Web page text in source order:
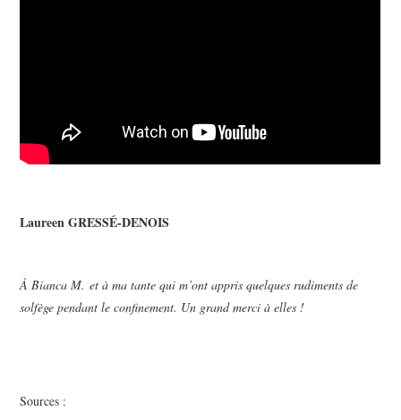
Laureen GRESSÉ-DENOIS
À Bianca M. et à ma tante qui m’ont appris quelques rudiments de
solfège pendant le confinement. Un grand merci à elles !
Sources :